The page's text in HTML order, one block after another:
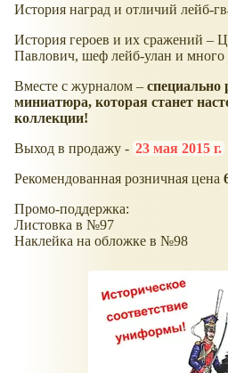
История наград и отличий лейб-
История героев и их сражений –
Павлович, шеф лейб-улан и много
Вместе с журналом – специально
миниатюра, которая станет
коллекции!
Выход в продажу - 23 мая 2015 г.
Рекомендованная розничная цена
Промо-поддержка:
Листовка в №97
Наклейка на обложке в №98